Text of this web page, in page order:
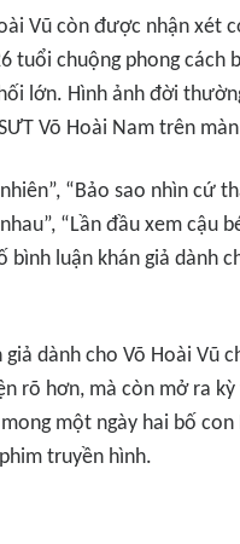
Vũ còn được nhận xét
tuổi chuộng phong
lớn. Hình ảnh đời
Võ Hoài Nam trên
“Bảo sao nhìn cứ
“Lần đầu xem cậu
bình luận khán giả dành
dành cho Võ Hoài Vũ
rõ hơn, mà còn mở ra
một ngày hai bố con
truyền hình.